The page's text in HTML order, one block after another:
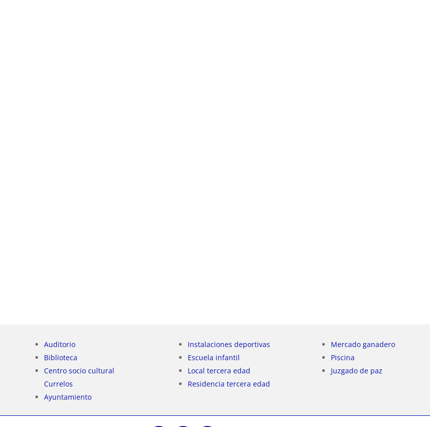
Auditorio
Biblioteca
Centro socio cultural
Currelos
Ayuntamiento
Instalaciones deportivas
Escuela infantil
Local tercera edad
Residencia tercera edad
Mercado ganadero
Piscina
Juzgado de paz